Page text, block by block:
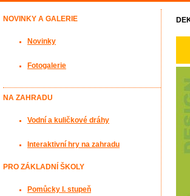
NOVINKY A GALERIE
Novinky
Fotogalerie
NA ZAHRADU
Vodní a kuličkové dráhy
Interaktivní hry na zahradu
PRO ZÁKLADNÍ ŠKOLY
Pomůcky I. stupeň